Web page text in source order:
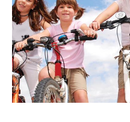
enfants. Le Centre
Valkenburg a contribué
parcours.